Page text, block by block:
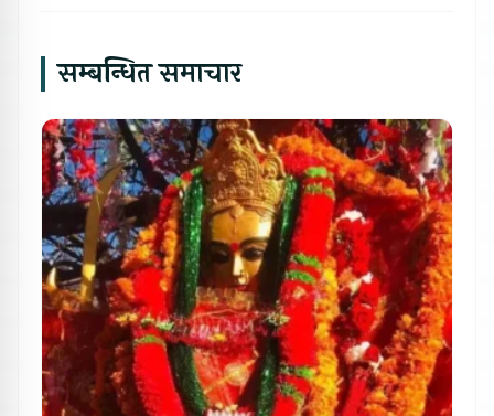
सम्बन्धित समाचार